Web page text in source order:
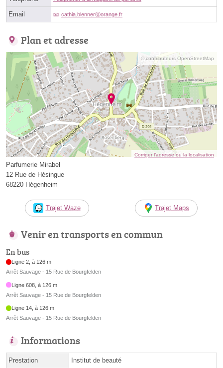
Email cathia.blennerⓐorange.fr
Plan et adresse
© contributeurs OpenStreetMap
Corriger l’adresse ou la localisation
Parfumerie Mirabel
12 Rue de Hésingue
68220 Hégenheim
Trajet Waze Trajet Maps
Venir en transports en commun
En bus
Ligne 2, à 126 m
Arrêt Sauvage - 15 Rue de Bourgfelden
Ligne 608, à 126 m
Arrêt Sauvage - 15 Rue de Bourgfelden
Ligne 14, à 126 m
Arrêt Sauvage - 15 Rue de Bourgfelden
Informations
Prestation Institut de beauté